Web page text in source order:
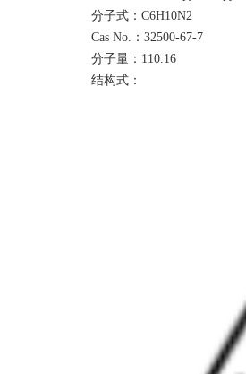
分子式： C6H10N2
Cas No.： 32500-67-7
分子量： 110.16
结构式：